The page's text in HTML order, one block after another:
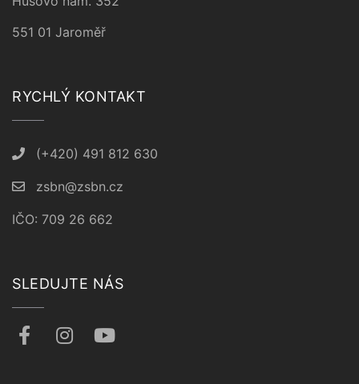
551 01 Jaroměř
RYCHLÝ KONTAKT
(+420) 491 812 630
zsbn@zsbn.cz
IČO: 709 26 662
SLEDUJTE NÁS